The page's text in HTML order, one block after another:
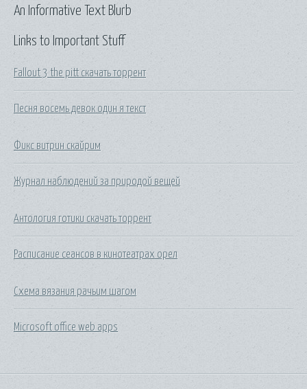
Links to Important Stuff
Fallout 3 the pitt скачать торрент
Песня восемь девок один я текст
Фикс витрин скайрим
Журнал наблюдений за природой вещей
Антология готики скачать торрент
Расписание сеансов в кинотеатрах орел
Схема вязания рачьим шагом
Microsoft office web apps
An Informative Text Blurb